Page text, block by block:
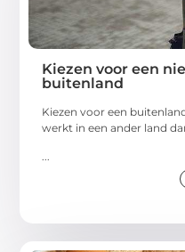
Kiezen voor een
buitenland
Kiezen voor een
werkt in een ander land